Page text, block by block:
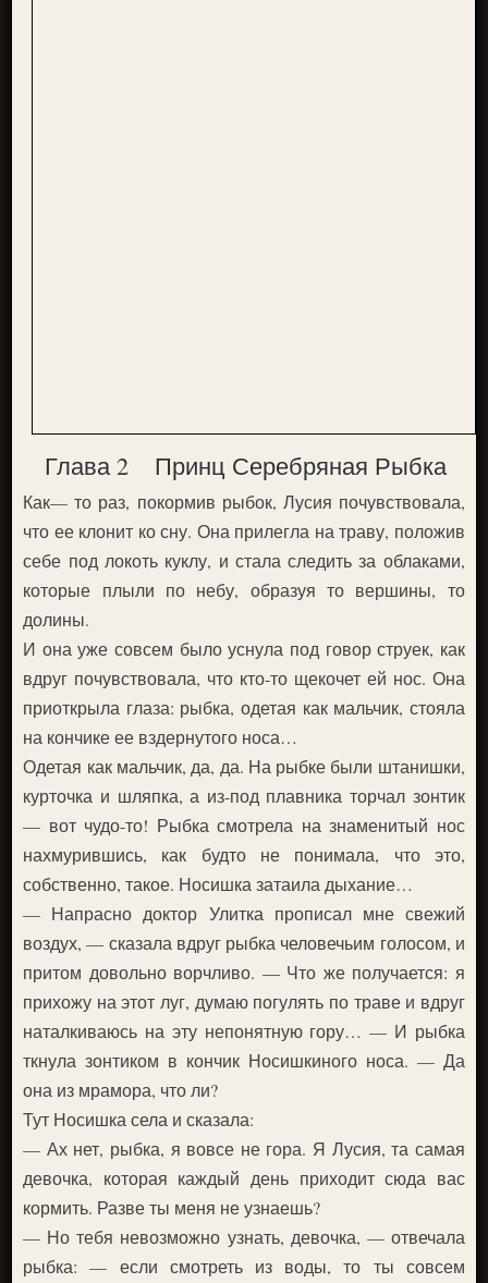
Глава 2 Принц Серебряная Рыбка
Как— то раз, покормив рыбок, Лусия почувствовала,
что ее клонит ко сну. Она прилегла на траву, положив
себе под локоть куклу, и стала следить за облаками,
которые плыли по небу, образуя то вершины, то
долины.
И она уже совсем было уснула под говор струек, как
вдруг почувствовала, что кто-то щекочет ей нос. Она
приоткрыла глаза: рыбка, одетая как мальчик, стояла
на кончике ее вздернутого носа…
Одетая как мальчик, да, да. На рыбке были штанишки,
курточка и шляпка, а из-под плавника торчал зонтик
— вот чудо-то! Рыбка смотрела на знаменитый нос
нахмурившись, как будто не понимала, что это,
собственно, такое. Носишка затаила дыхание…
— Напрасно доктор Улитка прописал мне свежий
воздух, — сказала вдруг рыбка человечьим голосом, и
притом довольно ворчливо. — Что же получается: я
прихожу на этот луг, думаю погулять по траве и вдруг
наталкиваюсь на эту непонятную гору… — И рыбка
ткнула зонтиком в кончик Носишкиного носа. — Да
она из мрамора, что ли?
Тут Носишка села и сказала:
— Ах нет, рыбка, я вовсе не гора. Я Лусия, та самая
девочка, которая каждый день приходит сюда вас
кормить. Разве ты меня не узнаешь?
— Но тебя невозможно узнать, девочка, — отвечала
рыбка: — если смотреть из воды, то ты совсем